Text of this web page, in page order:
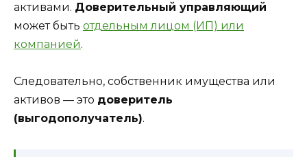
активами. Доверительный управляющий
может быть отдельным лицом (ИП) или
компанией.
Следовательно, собственник имущества или
активов — это доверитель
(выгодополучатель).